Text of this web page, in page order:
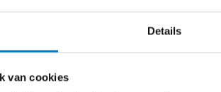
Details
van cookies
je heldere opnames met een
Met behulp van 4K Photo converteer je